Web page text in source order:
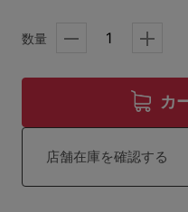
検
数量
カ
店舗在庫を確認する